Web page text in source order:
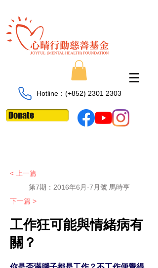
Hotline：​​(+852) 2301 2303
Donate
< 上一篇
第7期： 2016年6月-7月號 馬時亨
下一篇 >
工作狂可能與情緒病有
關？
你是否滿腦子都是工作？不工作便覺得